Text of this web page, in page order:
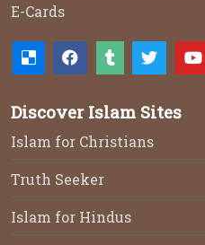
E-Cards
Discover Islam Sites
Islam for Christians
Truth Seeker
Islam for Hindus